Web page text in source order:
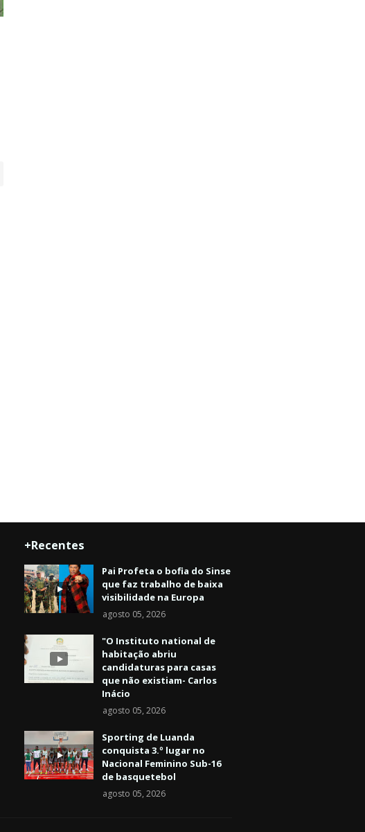
+Recentes
Pai Profeta o bofia do Sinse
que faz trabalho de baixa
visibilidade na Europa
agosto 05, 2026
"O Instituto national de
habitação abriu
candidaturas para casas
que não existiam- Carlos
Inácio
agosto 05, 2026
Sporting de Luanda
conquista 3.º lugar no
Nacional Feminino Sub-16
de basquetebol
agosto 05, 2026